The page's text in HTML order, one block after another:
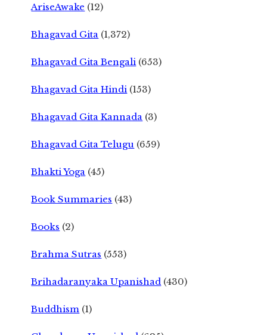
AriseAwake (12)
Bhagavad Gita (1,372)
Bhagavad Gita Bengali (653)
Bhagavad Gita Hindi (153)
Bhagavad Gita Kannada (3)
Bhagavad Gita Telugu (659)
Bhakti Yoga (45)
Book Summaries (43)
Books (2)
Brahma Sutras (553)
Brihadaranyaka Upanishad (430)
Buddhism (1)